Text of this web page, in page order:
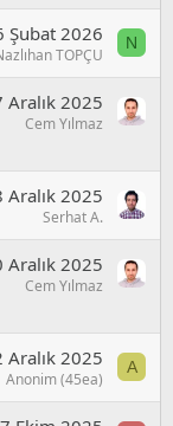
Şubat 2026
TOPÇU
N
Aralık 2025
Cem Yılmaz
Aralık 2025
Serhat A.
Aralık 2025
Cem Yılmaz
Aralık 2025
Anonim (45ea)
A